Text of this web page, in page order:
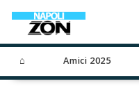
⌂ Amici 2025